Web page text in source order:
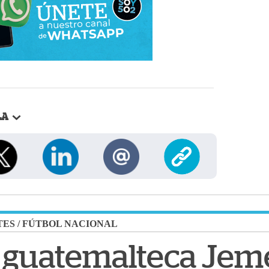
/FÚTBOL NACIONAL